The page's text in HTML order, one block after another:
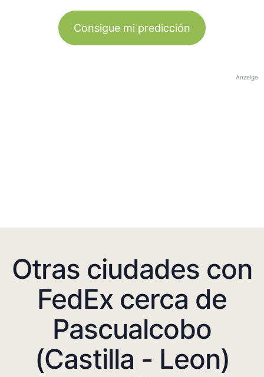
Consigue mi predicción
Anzeige
Otras ciudades con
FedEx cerca de
Pascualcobo
(Castilla - Leon)